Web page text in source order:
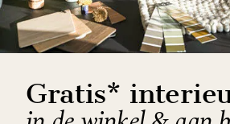
Gratis*